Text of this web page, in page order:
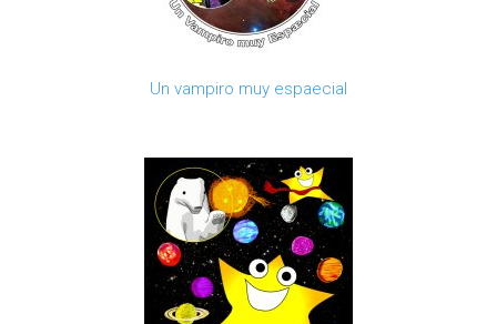
Un vampiro muy espaecial